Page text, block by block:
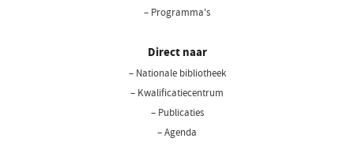
– Programma's
Direct naar
– Nationale bibliotheek(opent
– Kwalificatiecentrum
– Publicaties
– Agenda